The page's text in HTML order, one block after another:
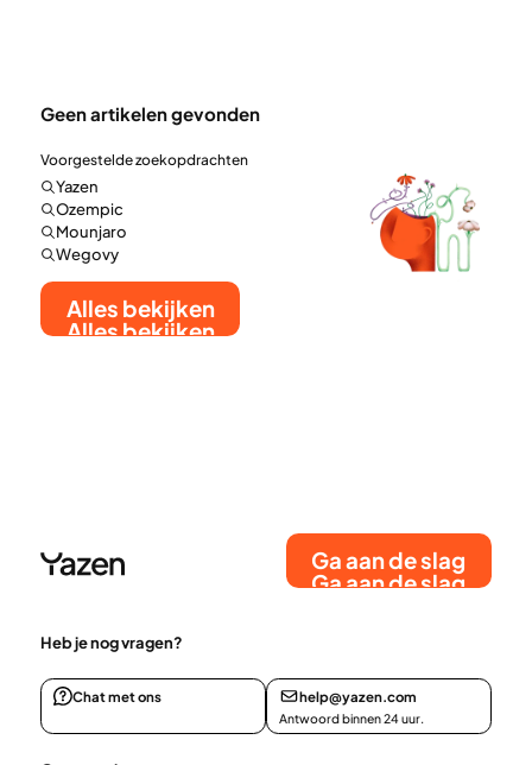
improvement.
Geen artikelen gevonden
Voorgestelde zoekopdrachten
Yazen
Ozempic
Mounjaro
Wegovy
Alles bekijken
Alles bekijken
Ga aan de slag
Ga aan de slag
Heb je nog vragen?
Chat met ons help@yazen.com
Antwoord binnen 24 uur.